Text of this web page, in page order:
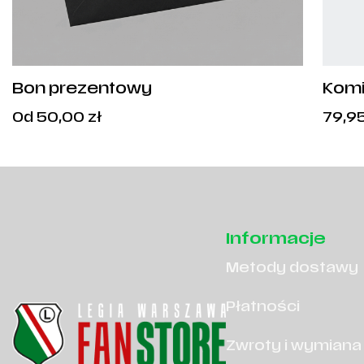
Bon prezentowy
Od 50,00 złCena
Informacje
Metody dostawy
Płatności
Zwroty i